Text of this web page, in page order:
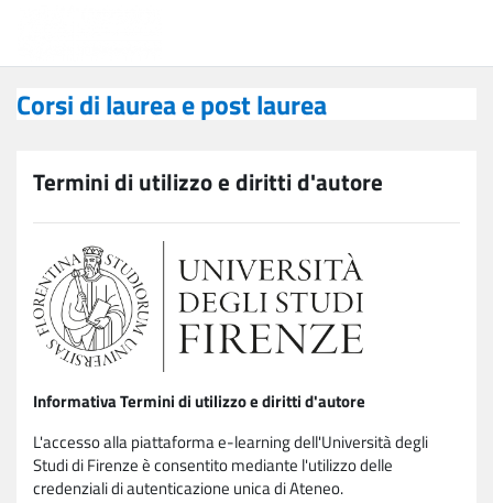
Corsi di laurea e post laurea
Termini di utilizzo e diritti d'autore
Informativa Termini di utilizzo e diritti d'autore
L'accesso alla piattaforma e-learning dell'Università degli
Studi di Firenze è consentito mediante l'utilizzo delle
credenziali di autenticazione unica di Ateneo.